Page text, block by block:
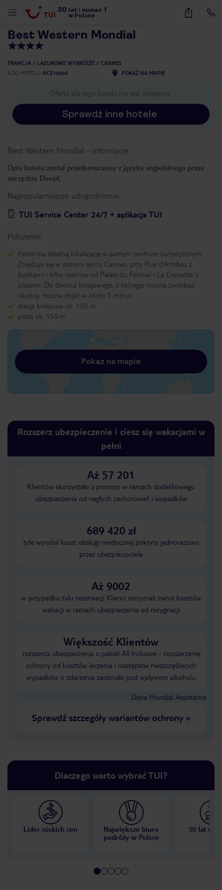
30 lat numer 1
w Polsce
40
Best Western Mondial
FRANCJA LAZUROWE WYBRZEŻE
CANNES
KOD HOTELU NCE16069 POKAŻ NA MAPIE
Oferta dla tego hotelu nie jest dostępna.
Sprawdź inne hotele
Best Western Mondial - informacje
Opis hotelu został przetłumaczony z języka angielskiego przez
narzędzie DeepL
Najpopularniejsze udogodnienia:
TUI Service Center 24/7 + aplikacja TUI
Położenie:
Hotel ma idealną lokalizację w samym centrum turystycznym.
Znajduje się w samym sercu Cannes, przy Rue d'Antibes z
butikami i kilka metrów od Palais du Festival i La Croisette z
plażami. Do dworca kolejowego, z którego można zwiedzać
okolicę, można dojść w około 5 minut.
stacja kolejowa ok. 150 m
plaża ok. 150 m
Pokaż na mapie
Rozszerz ubezpieczenie i ciesz się wakacjami w
pełni
Aż 57 201
Klientów skorzystało z pomocy w ramach dodatkowego
ubezpieczenia od nagłych zachorowań i wypadków
689 420 zł
tyle wyniósł koszt obsługi medycznej pokryty jednorazowo
przez ubezpieczyciela
Aż 9002
w przypadku tylu rezerwacji Klienci otrzymali zwrot kosztów
wakacji w ramach ubezpieczenia od rezygnacji
Większość Klientów
rozszerza ubezpieczenia o pakiet All Inclusive - rozszerzenie
ochrony od kosztów leczenia i następstw nieszczęśliwych
wypadków o zdarzenia zaistniałe pod wpływem alkoholu
Dane Mondial Assistance
Sprawdź szczegóły wariantów ochrony»
Dlaczego warto wybrać TUI?
Lider niskich cen
Największe biuro
podróży w Polsce
30 lat w